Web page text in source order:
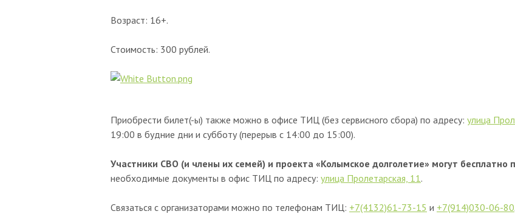
Возраст: 16+.
Стоимость: 300 рублей.
Приобрести билет(-ы) также можно в офисе ТИЦ (без сервисного сбора) по адресу: улица
19:00 в будние дни и субботу (перерыв с 14:00 до 15:00).
Участники СВО (и члены их семей) и проекта «Колымское долголетие» могут бесплатно
необходимые документы в офис ТИЦ по адресу: улица Пролетарская, 11.
Связаться с организаторами можно по телефонам ТИЦ: +7(4132)61-73-15 и +7(914)030-06-80